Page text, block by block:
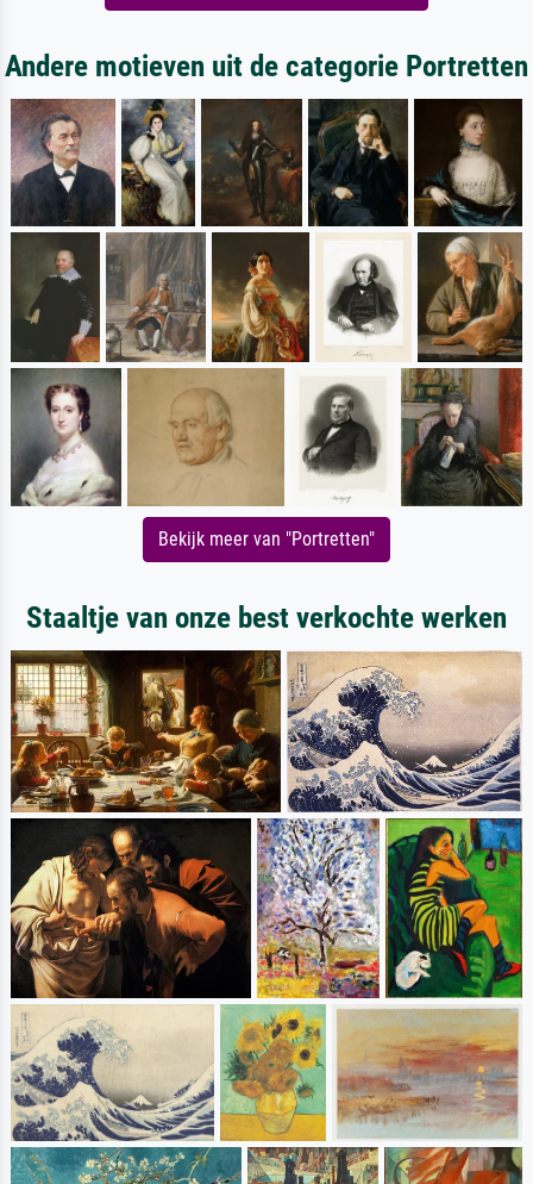
Andere motieven uit de categorie Portretten
Bekijk meer van "Portretten"
Staaltje van onze best verkochte werken